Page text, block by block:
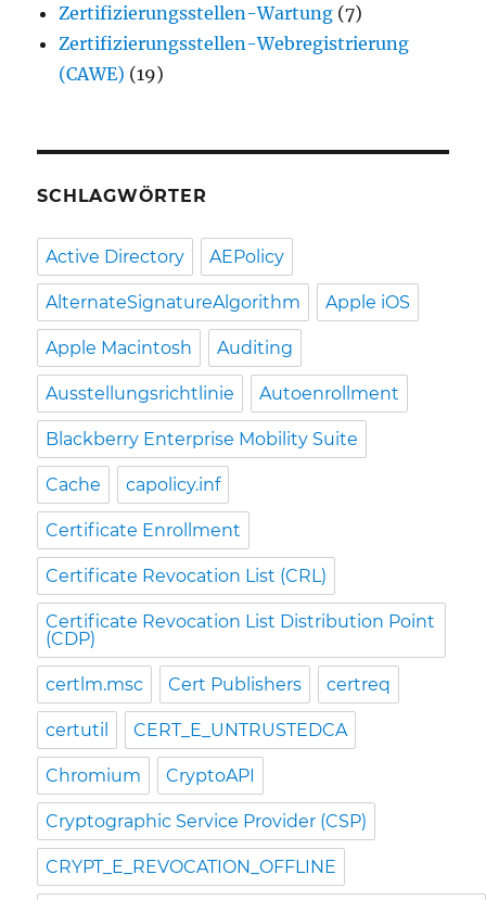
Zertifizierungsstellen-Wartung (7)
Zertifizierungsstellen-Webregistrierung
(CAWE) (19)
SCHLAGWÖRTER
Active Directory AEPolicy
AlternateSignatureAlgorithm Apple iOS
Apple Macintosh Auditing
Ausstellungsrichtlinie Autoenrollment
Blackberry Enterprise Mobility Suite
Cache capolicy.inf
Certificate Enrollment
Certificate Revocation List (CRL)
Certificate Revocation List Distribution Point
(CDP)
certlm.msc Cert Publishers certreq
certutil CERT_E_UNTRUSTEDCA
Chromium CryptoAPI
Cryptographic Service Provider (CSP)
CRYPT_E_REVOCATION_OFFLINE